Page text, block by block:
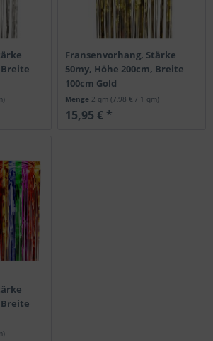
Breite
Fransenvorhang, Stärke
50my, Höhe 200cm, Breite
100cm Gold
Menge 2 qm(7,98 € / 1 qm)
15,95 € *
Breite